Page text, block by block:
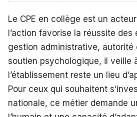
Le CPE en collège est un
l’action favorise la réussite des
gestion administrative, autorité
soutien psychologique, il veille
l’établissement reste un lieu
Pour ceux qui souhaitent
nationale, ce métier demande